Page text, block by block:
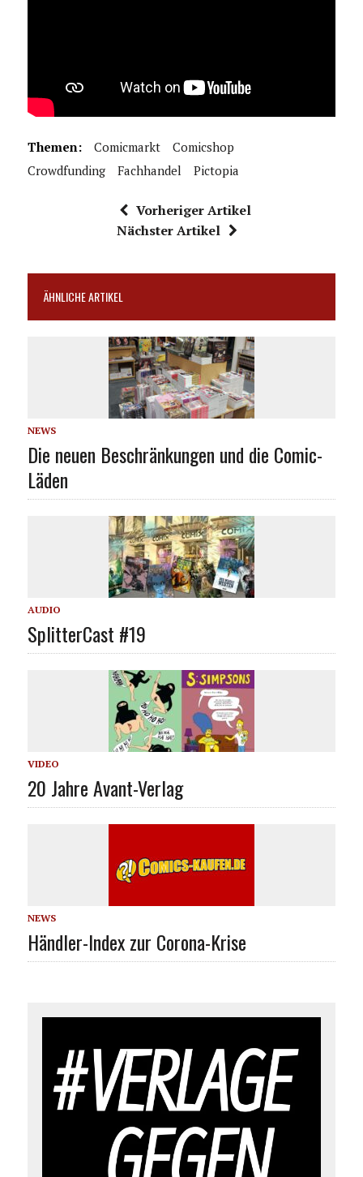
Themen: Comicmarkt
Comicshop
Crowdfunding
Fachhandel Pictopia
Vorheriger Artikel
Nächster Artikel
ÄHNLICHE ARTIKEL
NEWS
Die neuen Beschränkungen und die Comic-
Läden
AUDIO
SplitterCast #19
VIDEO
20 Jahre Avant-Verlag
NEWS
Händler-Index zur Corona-Krise